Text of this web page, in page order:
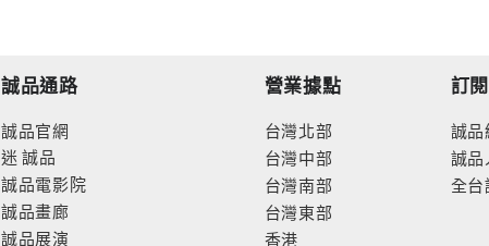
誠品通路
誠品官網
迷 誠品
誠品電影院
誠品畫廊
誠品展演
營業據點
台灣北部
台灣中部
台灣南部
台灣東部
香港
訂
誠品
誠品
全